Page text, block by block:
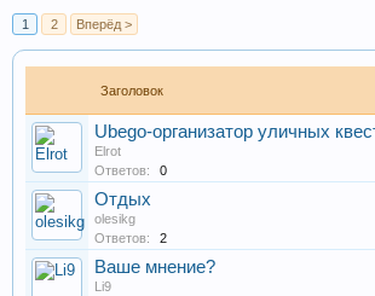
1 2 Вперёд >
Заголовок
Ubego-организатор уличных
Elrot
Ответов:
0
Отдых
olesikg
Ответов:
2
Ваше мнение?
Li9